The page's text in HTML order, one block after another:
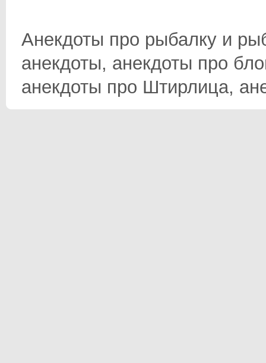
Анекдоты про рыбалку и
анекдоты, анекдоты про
анекдоты про Штирлица,